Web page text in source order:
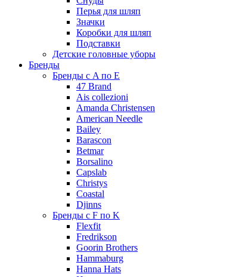
Перья для шляп
Значки
Коробки для шляп
Подставки
Детские головные уборы
Бренды
Бренды с A по E
47 Brand
Ais collezioni
Amanda Christensen
American Needle
Bailey
Barascon
Betmar
Borsalino
Capslab
Christys
Coastal
Djinns
Бренды с F по K
Flexfit
Fredrikson
Goorin Brothers
Hammaburg
Hanna Hats